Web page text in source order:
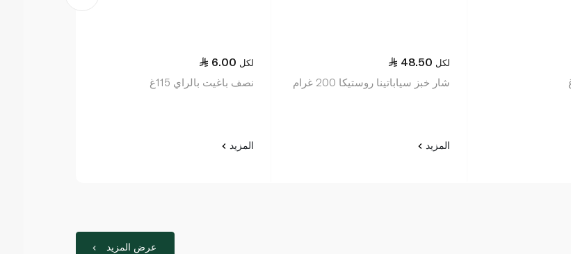
48.50 لكل
شار خبز سياباتينا روستيكا 200 غرام
المزيد
6.00 لكل
نصف باغيت بالراي 115غ
المزيد
عرض المزيد